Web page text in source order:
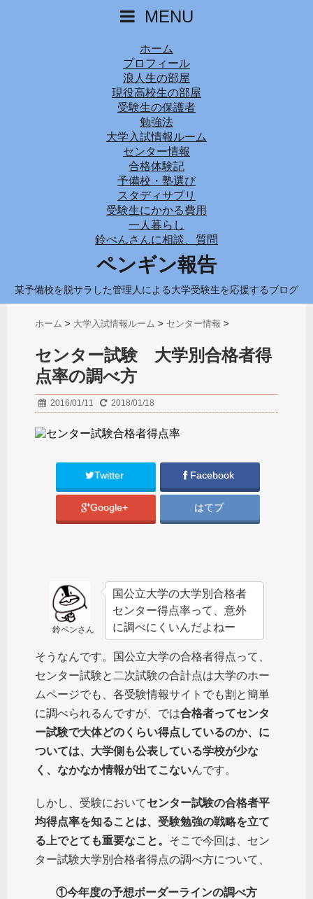
MENU
ホーム
プロフィール
浪人生の部屋
現役高校生の部屋
受験生の保護者
勉強法
大学入試情報ルーム
センター情報
合格体験記
予備校・塾選び
スタディサプリ
受験生にかかる費用
一人暮らし
鈴ぺんさんに相談、質問
ペンギン報告
某予備校を脱サラした管理人による大学受験生を応援するブログ
ホーム > 大学入試情報ルーム > センター情報 >
センター試験 大学別合格者得
点率の調べ方
2016/01/11 2018/01/18
Twitter Facebook
Google+ はてブ
鈴ペンさん
国公立大学の大学別合格者
センター得点率って、意外
に調べにくいんだよねー
そうなんです。国公立大学の合格者得点って、
センター試験と二次試験の合計点は大学のホー
ムページでも、各受験情報サイトでも割と簡単
に調べられるんですが、では合格者ってセンタ
ー試験で大体どのくらい得点しているのか、に
ついては、大学側も公表している学校が少な
く、なかなか情報が出てこないんです。
しかし、受験においてセンター試験の合格者平
均得点率を知ることは、受験勉強の戦略を立て
る上でとても重要なこと。 そこで今回は、セン
ター試験大学別合格者得点の調べ方について、
①今年度の予想ボーダーラインの調べ方